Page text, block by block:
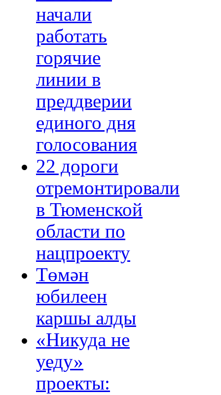
начали
работать
горячие
линии в
преддверии
единого дня
голосования
22 дороги
отремонтировали
в Тюменской
области по
нацпроекту
Төмән
юбилеен
каршы алды
«Никуда не
уеду»
проекты: